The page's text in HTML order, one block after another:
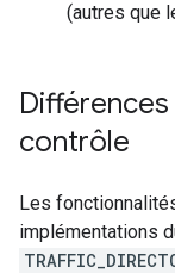
(autres que
contrôle
Les
implémentations